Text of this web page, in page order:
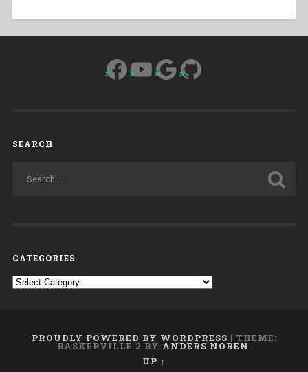
Facebook
YouTube
Google
GitHub
SEARCH
CATEGORIES
Categories
PROUDLY POWERED BY WORDPRESS | THEME:
BASKERVILLE 2 BY ANDERS NOREN.
UP ↑